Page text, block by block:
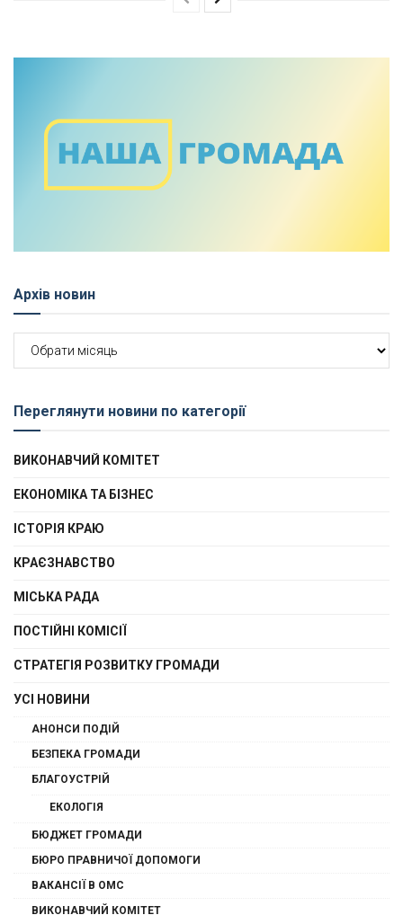
Архів новин
новин
Переглянути новини по категорії
ВИКОНАВЧИЙ КОМІТЕТ
ЕКОНОМІКА ТА БІЗНЕС
ІСТОРІЯ КРАЮ
КРАЄЗНАВСТВО
МІСЬКА РАДА
ПОСТІЙНІ КОМІСІЇ
СТРАТЕГІЯ РОЗВИТКУ ГРОМАДИ
УСІ НОВИНИ
АНОНСИ ПОДІЙ
БЕЗПЕКА ГРОМАДИ
БЛАГОУСТРІЙ
ЕКОЛОГІЯ
БЮДЖЕТ ГРОМАДИ
БЮРО ПРАВНИЧОЇ ДОПОМОГИ
ВАКАНСІЇ В ОМС
ВИКОНАВЧИЙ КОМІТЕТ